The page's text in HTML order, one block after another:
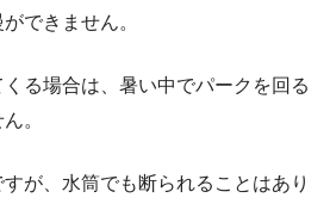
できません。
る場合は、暑い中でパークを回る
。
が、水筒でも断られることはあり